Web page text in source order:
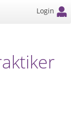
Login